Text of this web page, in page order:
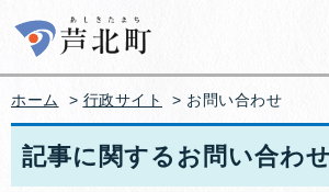
ホーム > 行政サイト > お問い合わせ
記事に関するお問い合わせ